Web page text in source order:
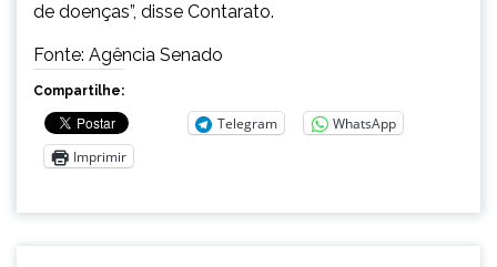
de doenças”, disse Contarato.
Fonte: Agência Senado
Compartilhe:
Telegram
WhatsApp
Imprimir